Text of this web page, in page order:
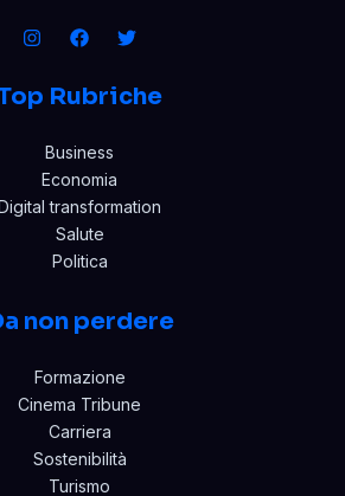
Rubriche
Business
Economia
transformation
Salute
Politica
non perdere
Formazione
Cinema Tribune
Carriera
Sostenibilità
Turismo